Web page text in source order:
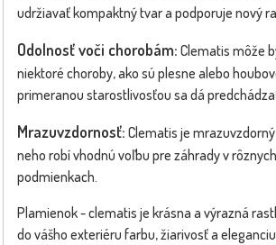
udržiavať kompaktný tvar a podporuje nový
Odolnosť voči chorobám: Clematis môže
niektoré choroby, ako sú plesne alebo
primeranou starostlivosťou sa dá
Mrazuvzdornosť: Clematis je
neho robí vhodnú voľbu pre záhrady v
podmienkach.
Plamienok - clematis je krásna a výrazná
do vášho exteriéru farbu, žiarivosť a